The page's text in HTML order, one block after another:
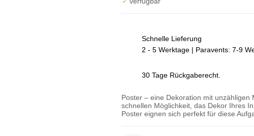
Schnelle Lieferung
2 - 5 Werktage | Paravents: 7-9
30 Tage Rückgaberecht.
Poster – eine Dekoration mit
schnellen Möglichkeit, das Dekor Ihres
Poster eignen sich perfekt für diese